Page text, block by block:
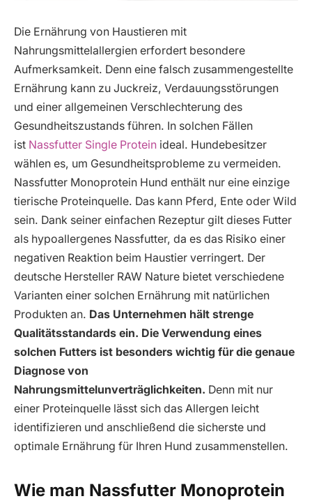
Die Ernährung von Haustieren mit
Nahrungsmittelallergien erfordert besondere
Aufmerksamkeit. Denn eine falsch zusammengestellte
Ernährung kann zu Juckreiz, Verdauungsstörungen
und einer allgemeinen Verschlechterung des
Gesundheitszustands führen. In solchen Fällen
ist Nassfutter Single Protein ideal. Hundebesitzer
wählen es, um Gesundheitsprobleme zu vermeiden.
Nassfutter Monoprotein Hund enthält nur eine einzige
tierische Proteinquelle. Das kann Pferd, Ente oder Wild
sein. Dank seiner einfachen Rezeptur gilt dieses Futter
als hypoallergenes Nassfutter, da es das Risiko einer
negativen Reaktion beim Haustier verringert. Der
deutsche Hersteller RAW Nature bietet verschiedene
Varianten einer solchen Ernährung mit natürlichen
Produkten an. Das Unternehmen hält strenge
Qualitätsstandards ein. Die Verwendung eines
solchen Futters ist besonders wichtig für die genaue
Diagnose von
Nahrungsmittelunverträglichkeiten. Denn mit nur
einer Proteinquelle lässt sich das Allergen leicht
identifizieren und anschließend die sicherste und
optimale Ernährung für Ihren Hund zusammenstellen.
Wie man Nassfutter Monoprotein